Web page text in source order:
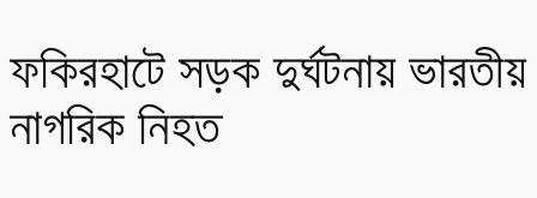
ফকিরহাটে সড়ক দুর্ঘটনায় ভারতীয়
নাগরিক নিহত